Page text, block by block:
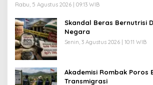
Rabu, 5 Agustus 2026 | 09:13 WIB
Skandal Beras Bernutrisi
Negara
Senin, 3 Agustus 2026 | 10:11 WIB
Akademisi Rombak Poros
Transmigrasi